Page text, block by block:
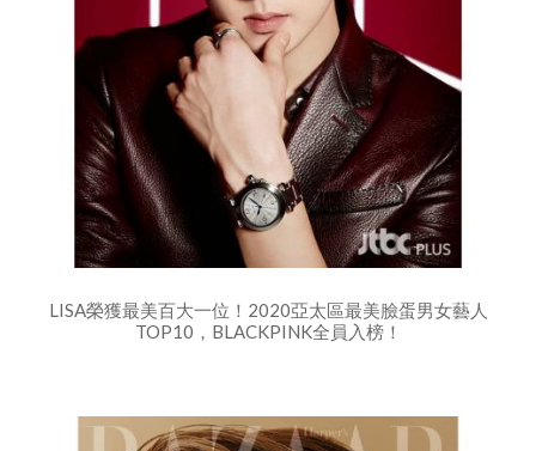
LISA榮獲最美百大一位！2020亞太區最美臉蛋男女藝人
TOP10，BLACKPINK全員入榜！